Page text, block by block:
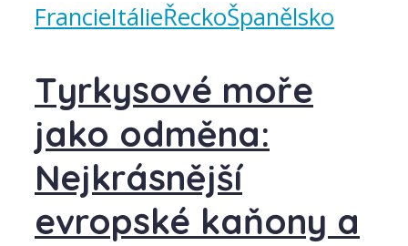
FrancieItálieŘeckoŠpanělsko
Tyrkysové moře
jako odměna:
Nejkrásnější
evropské kaňony a